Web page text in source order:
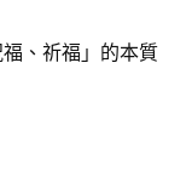
、祈福」的本質